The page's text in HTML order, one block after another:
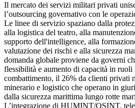
Il mercato dei servizi militari privati
l’outsourcing governativo con le
Le linee di servizio spaziano dalla
alla logistica del teatro, alla
supporto dell'intelligence, alla
valutazione dei rischi e alla sicurezza
domanda globale proviene da governi
flessibilità e aumento di capacità in ruoli
combattimento, il 26% da clienti privati
minerario e logistico che operano in
dalla sicurezza marittima lungo rotte
L’integrazione di HUMINT/OSINT,